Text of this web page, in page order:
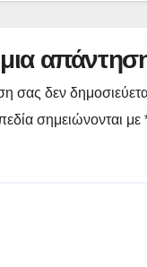
σας δεν
σημειώνονται με